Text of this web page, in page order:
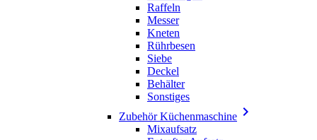
Raffeln
Messer
Kneten
Rührbesen
Siebe
Deckel
Behälter
Sonstiges
Zubehör Küchenmaschine 
Mixaufsatz